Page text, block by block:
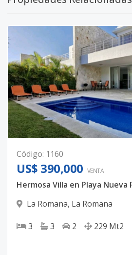
Código: 1160
US$ 390,000 VENTA
La Romana, La Romana
3 3 2 229 Mt2